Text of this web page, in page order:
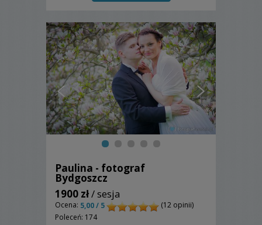
Paulina - fotograf
Bydgoszcz
1900 zł/ sesja
Ocena: 5,00 / 5
(12 opinii)
Poleceń: 174